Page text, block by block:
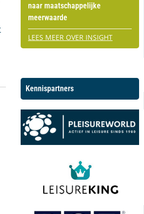
naar maatschappelijke
meerwaarde
LEES MEER OVER INSIGHT
Kennispartners